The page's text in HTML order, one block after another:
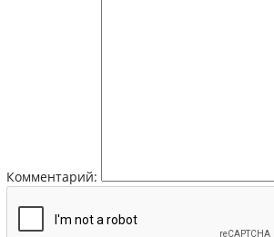
Комментарий: